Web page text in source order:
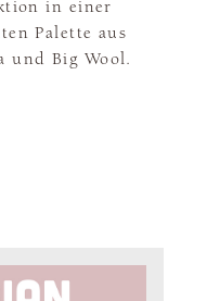
in einer
Palette aus
und Big Wool.